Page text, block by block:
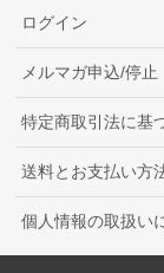
ログイン
メルマガ申込/停止
特定商取引法に基
送料とお支払い方
個人情報の取扱い